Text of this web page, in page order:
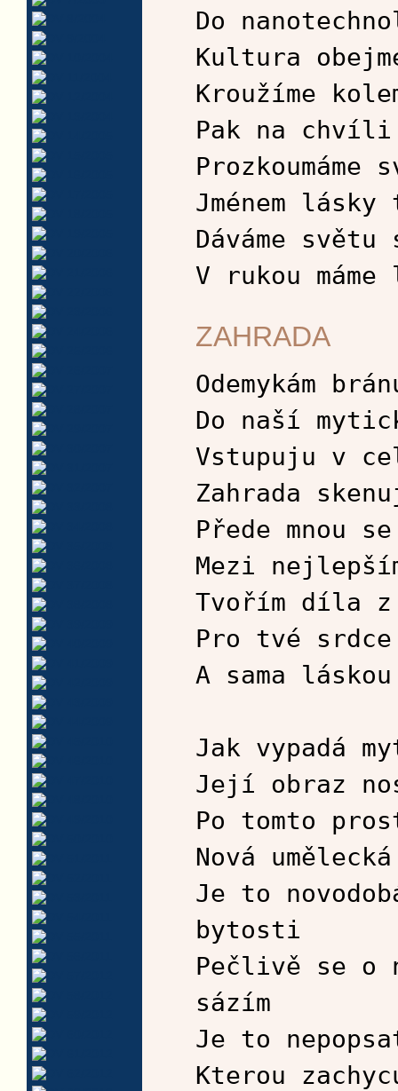
Do
Kultura
Kroužíme
Pak na chvíli
Jménem
Dáváme
V rukou
ZAHRADA
Odemykám
Do naší
Vstupuju v
Zahrada
Přede mnou
Mezi
Tvořím díla
Pro tvé
A sama
Jak vypadá
Její obraz
Po tomto
Nová
Je to
bytosti
Pečlivě se o
sázím
Je to
Kterou